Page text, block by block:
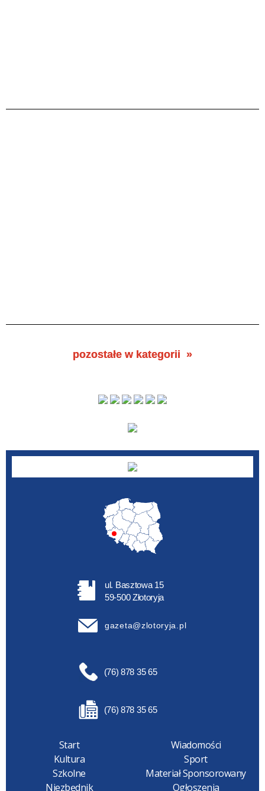
pozostałe w kategorii
ul. Basztowa 15
59-500 Złotoryja
gazeta@zlotoryja.pl
(76) 878 35 65
(76) 878 35 65
Start
Wiadomości
Kultura
Sport
Szkolne
Materiał Sponsorowany
Niezbędnik
Ogłoszenia